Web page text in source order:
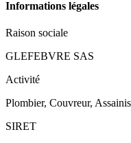
Informations légales
Raison sociale
GLEFEBVRE SAS
Activité
Plombier, Couvreur,
SIRET